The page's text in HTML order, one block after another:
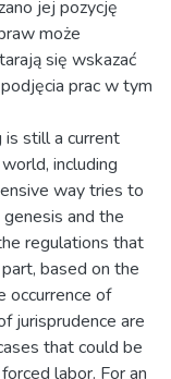
jej pozycję
może
się wskazać
prac w tym
is still a current
including
way tries to
and the
regulations that
based on the
occurrence of
jurisprudence are
that could be
labor. For an